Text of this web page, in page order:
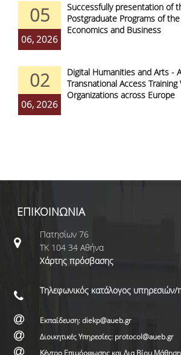
05
06, 2026
Successfully presentation of
Postgraduate Programs of
Economics and Business
02
06, 2026
Digital Humanities and Arts -
Transnational Access Training
Organizations across Europe
ΕΠΙΚΟΙΝΩΝΙΑ
Πατησίων 76
ΤΚ 104 34 Αθήνα
Χάρτης πρόσβασης
Τηλεφωνικός κατάλογος
Εκπαίδευση: diekp@aueb.gr
Διοικητικές Υπηρεσίες: protocol@aueb.gr
Κέντρο Επιμόρφωσης και Δια Βίου